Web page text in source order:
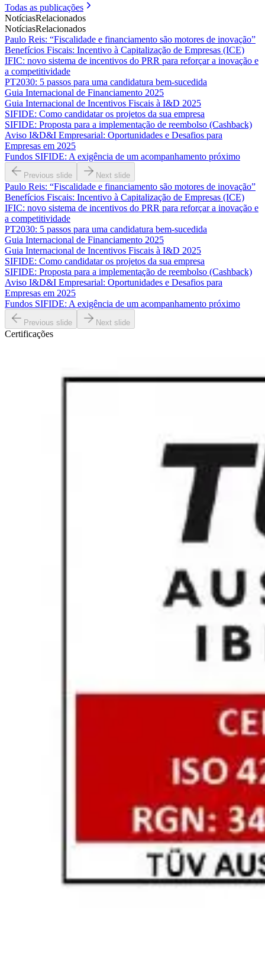
Todas as publicações
NotíciasRelacionados
NotíciasRelacionados
Paulo Reis: “Fiscalidade e financiamento são motores de inovação”
Benefícios Fiscais: Incentivo à Capitalização de Empresas (ICE)
IFIC: novo sistema de incentivos do PRR para reforçar a inovação e
a competitividade
PT2030: 5 passos para uma candidatura bem-sucedida
Guia Internacional de Financiamento 2025
Guia Internacional de Incentivos Fiscais à I&D 2025
SIFIDE: Como candidatar os projetos da sua empresa
SIFIDE: Proposta para a implementação de reembolso (Cashback)
Aviso I&D&I Empresarial: Oportunidades e Desafios para
Empresas em 2025
Fundos SIFIDE: A exigência de um acompanhamento próximo
Previous slide Next slide
Paulo Reis: “Fiscalidade e financiamento são motores de inovação”
Benefícios Fiscais: Incentivo à Capitalização de Empresas (ICE)
IFIC: novo sistema de incentivos do PRR para reforçar a inovação e
a competitividade
PT2030: 5 passos para uma candidatura bem-sucedida
Guia Internacional de Financiamento 2025
Guia Internacional de Incentivos Fiscais à I&D 2025
SIFIDE: Como candidatar os projetos da sua empresa
SIFIDE: Proposta para a implementação de reembolso (Cashback)
Aviso I&D&I Empresarial: Oportunidades e Desafios para
Empresas em 2025
Fundos SIFIDE: A exigência de um acompanhamento próximo
Previous slide Next slide
Certificações